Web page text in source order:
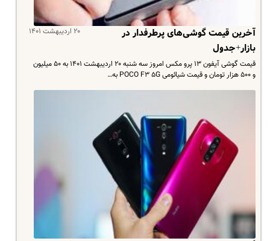
۲۰ اردیبهشت ۱۴۰۱
آخرین قیمت گوشی‌های پرطرفدار در
بازار+جدول
قیمت گوشی آیفون ۱۳ پرو مکس امروز سه شنبه ۲۰ اردیبهشت ۱۴۰۱ به ۵۰ میلیون
و ۵۰۰ هزار تومان و قیمت شیائومی POCO F۳ ۵G به…